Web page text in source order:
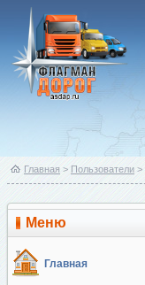
Главная > Пользователи >
Меню
Главная